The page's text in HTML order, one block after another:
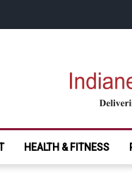
HEALTH & FITNESS